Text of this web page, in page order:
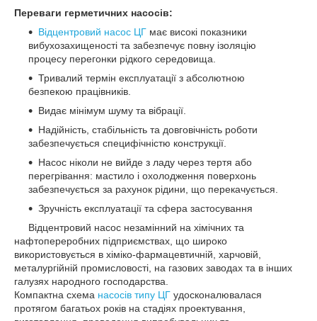
Переваги герметичних насосів:
Відцентровий насос ЦГ має високі показники
вибухозахищеності та забезпечує повну ізоляцію
процесу перегонки рідкого середовища.
Тривалий термін експлуатації з абсолютною
безпекою працівників.
Видає мінімум шуму та вібрації.
Надійність, стабільність та довговічність роботи
забезпечується специфічністю конструкції.
Насос ніколи не вийде з ладу через тертя або
перегрівання: мастило і охолодження поверхонь
забезпечується за рахунок рідини, що перекачується.
Зручність експлуатації та сфера застосування
Відцентровий насос незамінний на хімічних та
нафтопереробних підприємствах, що широко
використовується в хіміко-фармацевтичній, харчовій,
металургійній промисловості, на газових заводах та в інших
галузях народного господарства.
Компактна схема насосів типу ЦГ удосконалювалася
протягом багатьох років на стадіях проектування,